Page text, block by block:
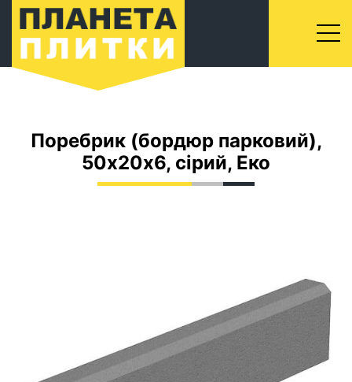
Поребрик (бордюр парковий),
50х20х6, сірий, Еко